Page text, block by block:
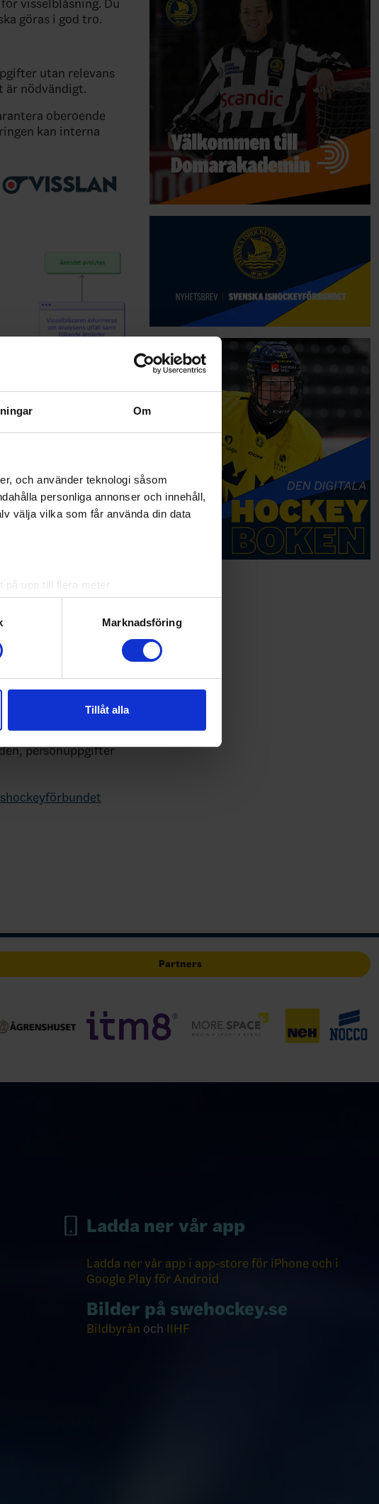
Om
och använder teknologi såsom
personliga annonser och innehåll,
välja vilka som får använda din data
på upp till flera meter
(fingeravtryck)
i
detaljsektionen. Du kan ändra
och annan information från din enhet
kan i sin tur kombinera informationen
Marknadsföring
Tillåt alla
visselblåsning. Du
göras i god tro.
utan relevans
är nödvändigt.
oberoende
kan interna
personuppgifter
Partners
Ladda ner vår app
Ladda ner vår app i app-store för iPhone och i
Google Play för Android
Bilder på swehockey.se
Bildbyrån och IIHF